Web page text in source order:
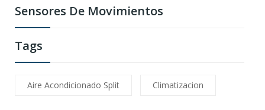
Sensores De Movimientos
Tags
Aire Acondicionado Split Climatizacion